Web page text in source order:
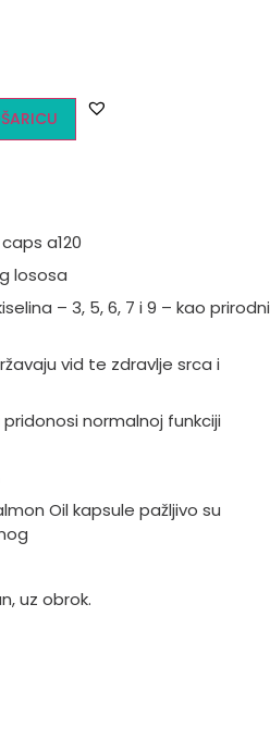
caps a120
lososa
– 3, 5, 6, 7 i 9 – kao prirodni
vid te zdravlje srca i
normalnoj funkciji
Oil kapsule pažljivo su
uz obrok.